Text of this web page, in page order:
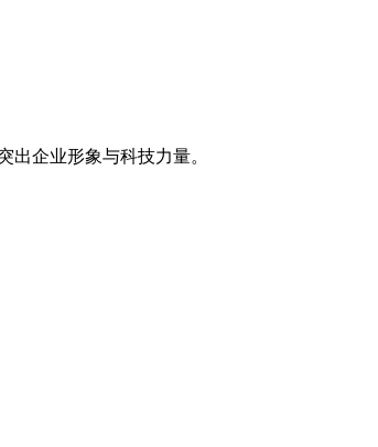
企业形象与科技力量。